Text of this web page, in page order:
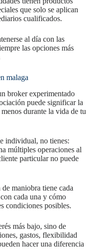
que solo se aplican
cualificados.
al día con las
las opciones más
malaga
broker experimentado
puede significar la
durante la vida de tu
individual, no tienes:
múltiples operaciones al
particular no puede
maniobra tiene cada
cada una y cómo
condiciones posibles.
más bajo, sino de
gastos, flexibilidad
hacer una diferencia